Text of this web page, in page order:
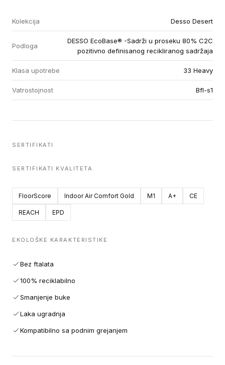
Kolekcija Desso Desert
Podloga
DESSO EcoBase® -Sadrži u proseku 80% C2C
pozitivno definisanog recikliranog sadržaja
Klasa upotrebe 33 Heavy
Vatrostojnost Bfl-s1
SERTIFIKATI
SERTIFIKATI KVALITETA
FloorScore Indoor Air Comfort Gold M1 A+ CE
REACH EPD
EKOLOŠKE KARAKTERISTIKE
Bez ftalata
100% reciklabilno
Smanjenje buke
Laka ugradnja
Kompatibilno sa podnim grejanjem